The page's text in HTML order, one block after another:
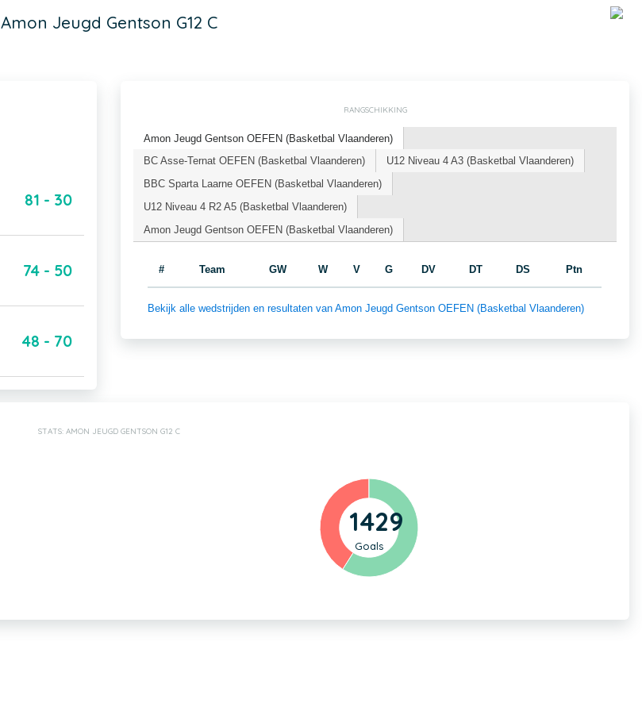
Amon Jeugd Gentson G12 C
81 - 30
74 - 50
48 - 70
RANGSCHIKKING
Amon Jeugd Gentson OEFEN (Basketbal Vlaanderen)
BC Asse-Ternat OEFEN (Basketbal Vlaanderen)
U12 Niveau 4 A3 (Basketbal Vlaanderen)
BBC Sparta Laarne OEFEN (Basketbal Vlaanderen)
U12 Niveau 4 R2 A5 (Basketbal Vlaanderen)
Amon Jeugd Gentson OEFEN (Basketbal Vlaanderen)
# Team GW W V G DV DT DS Ptn
Bekijk alle wedstrijden en resultaten van Amon Jeugd Gentson OEFEN (Basketbal Vlaanderen)
STATS: AMON JEUGD GENTSON G12 C
1429
Goals